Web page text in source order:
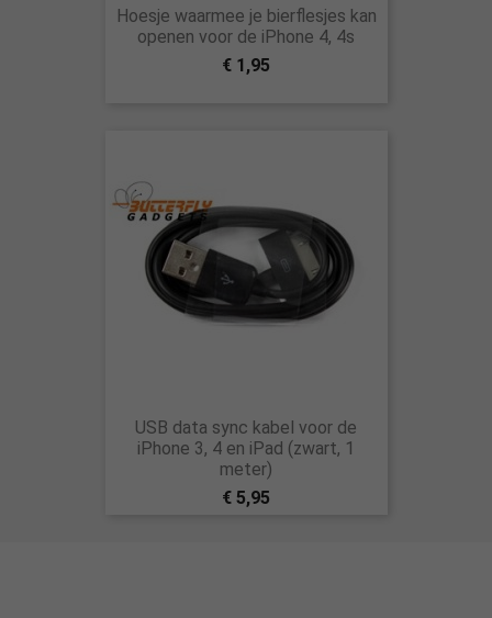
Hoesje waarmee je bierflesjes kan
openen voor de iPhone 4, 4s
€ 1,95
USB data sync kabel voor de
iPhone 3, 4 en iPad (zwart, 1
meter)
€ 5,95